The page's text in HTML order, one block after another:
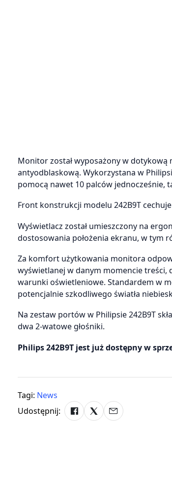
Monitor został wyposażony w dotykową
antyodblaskową. Wykorzystana w
pomocą nawet 10 palców jednocześnie,
Front konstrukcji modelu 242B9T
Wyświetlacz został umieszczony na
dostosowania położenia ekranu, w tym
Za komfort użytkowania monitora
wyświetlanej w danym momencie treści,
warunki oświetleniowe. Standardem w
potencjalnie szkodliwego światła
Na zestaw portów w Philipsie 242B9T
dwa 2-watowe głośniki.
Philips 242B9T jest już dostępny w
Tagi: News
Udostępnij: